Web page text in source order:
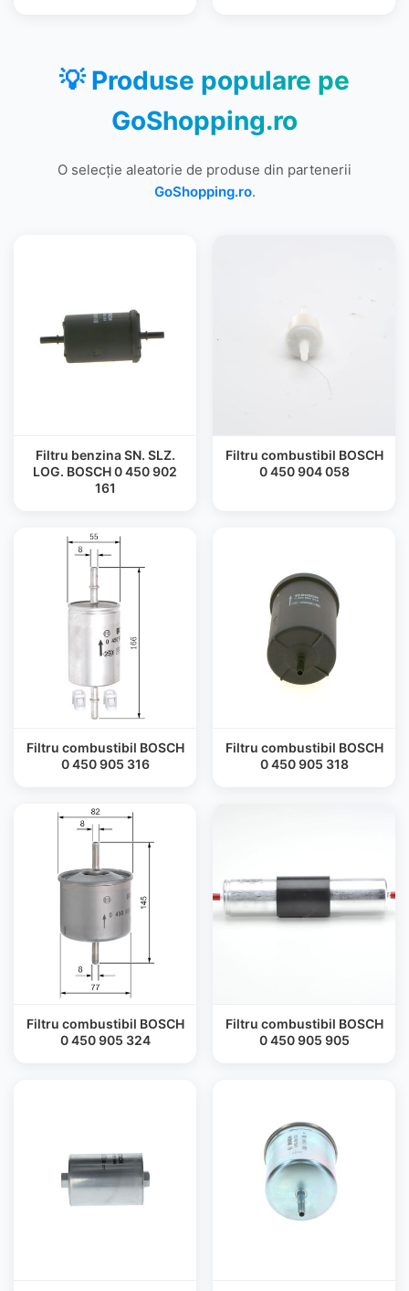
💡 Produse populare pe
GoShopping.ro
O selecție aleatorie de produse din partenerii
GoShopping.ro.
Filtru benzina SN. SLZ.
LOG. BOSCH 0 450 902
161
Filtru combustibil BOSCH
0 450 904 058
Filtru combustibil BOSCH
0 450 905 316
Filtru combustibil BOSCH
0 450 905 318
Filtru combustibil BOSCH
0 450 905 324
Filtru combustibil BOSCH
0 450 905 905